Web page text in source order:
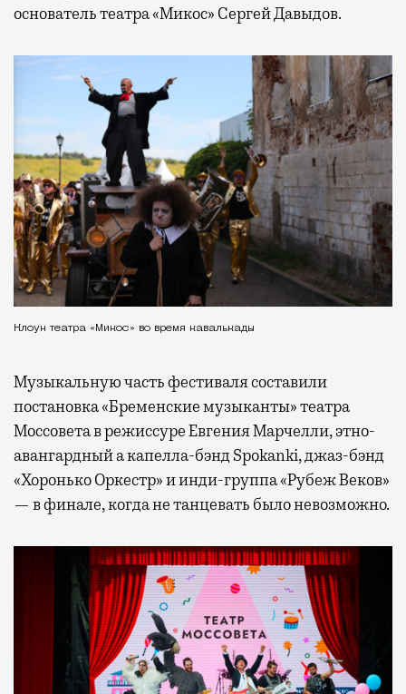
основатель театра «Микос» Сергей Давыдов.
Клоун театра «Микос» во время кавалькады
Музыкальную часть фестиваля составили
постановка «Бременские музыканты» театра
Моссовета в режиссуре Евгения Марчелли, этно-
авангардный а капелла-бэнд Spokanki, джаз-бэнд
«Хоронько Оркестр» и инди-группа «Рубеж Веков»
— в финале, когда не танцевать было невозможно.